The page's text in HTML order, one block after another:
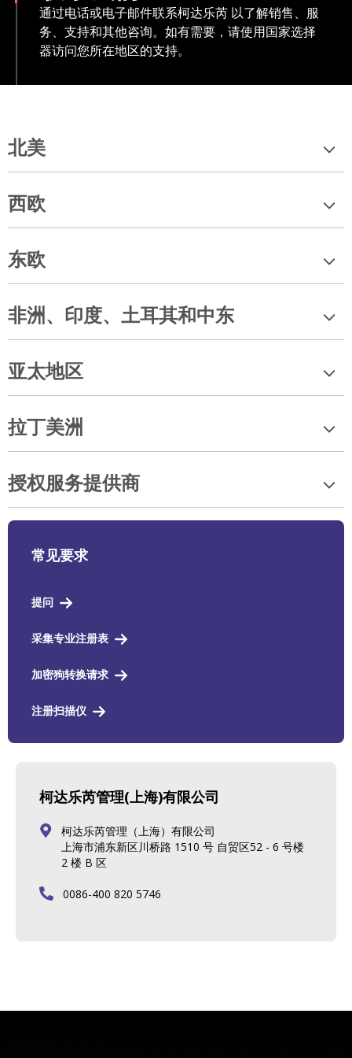
通过电话或电子邮件联系柯达乐芮 以了解销售、服
务、支持和其他咨询。如有需要，请使用国家选择
器访问您所在地区的支持。
北美
西欧
东欧
非洲、印度、土耳其和中东
亚太地区
拉丁美洲
授权服务提供商
常见要求
提问
采集专业注册表
加密狗转换请求
注册扫描仪
柯达乐芮管理(上海)有限公司
柯达乐芮管理（上海）有限公司
上海市浦东新区川桥路 1510 号 自贸区52 - 6 号楼
2 楼 B 区
0086-400 820 5746